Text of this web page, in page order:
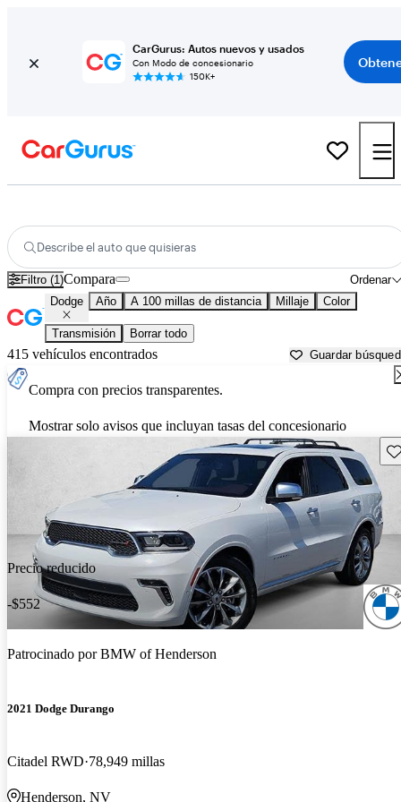
CarGurus: Autos nuevos y usados
Con Modo de concesionario
150K+
Describe el auto que quisieras
Filtro (1) Ordenar
Compara
Dodge Año A 100 millas de distancia Millaje Color
Transmisión Borrar todo
415 vehículos encontrados Guardar
Compra con precios transparentes.
Mostrar solo avisos que incluyan tasas del concesionario
Precio reducido
-$552
Patrocinado porBMW of Henderson
2021 Dodge Durango
Citadel RWD 78,949 millas
Henderson, NV